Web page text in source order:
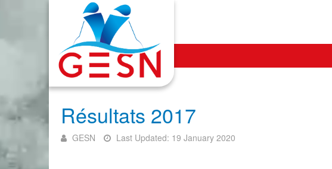
Résultats 2017
GESN Last Updated: 19 January 2020